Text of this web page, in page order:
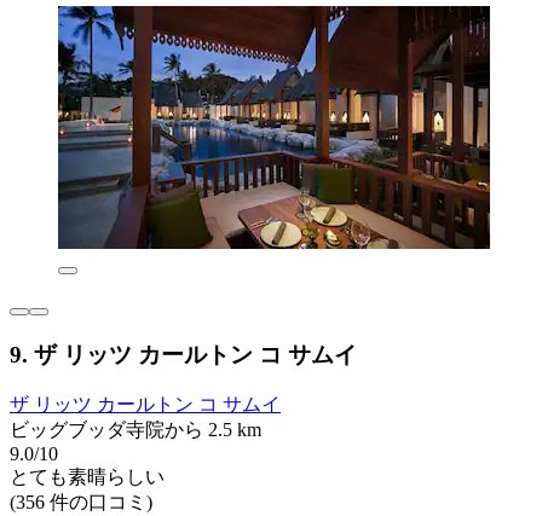
9. ザ リッツ カールトン コ サムイ
ザ リッツ カールトン コ サムイ
ビッグブッダ寺院から 2.5 km
9.0/10
とても素晴らしい
(356 件の口コミ)